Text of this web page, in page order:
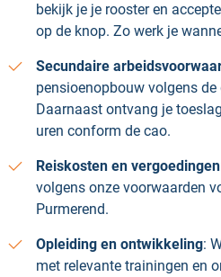
bekijk je je rooster en
op de knop. Zo werk je
Secundaire
pensioenopbouw volgens de
Daarnaast ontvang je
uren conform de cao.
Reiskosten en vergoedingen
volgens onze voorwaarden
Purmerend.
Opleiding en ontwikkeling:
met relevante trainingen en